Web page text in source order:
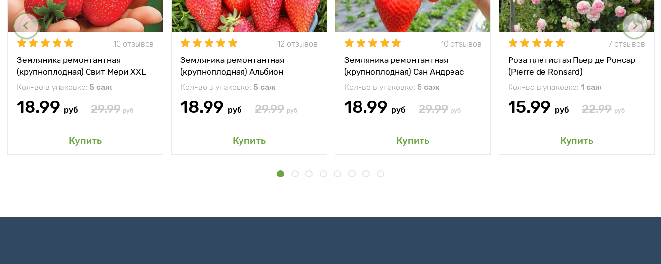
10 отзывов
Земляника ремонтантная
(крупноплодная) Свит Мери XXL
Кол-во в упаковке: 5 саж
18.99 руб 29.99 руб
Купить
12 отзывов
Земляника ремонтантная
(крупноплодная) Альбион
Кол-во в упаковке: 5 саж
18.99 руб 29.99 руб
Купить
10 отзывов
Земляника ремонтантная
(крупноплодная) Сан Андреас
Кол-во в упаковке: 5 саж
18.99 руб 29.99 руб
Купить
7 отзывов
Роза плетистая Пьер де Ронсар
(Pierre de Ronsard)
Кол-во в упаковке: 1 саж
15.99 руб 22.99 руб
Купить